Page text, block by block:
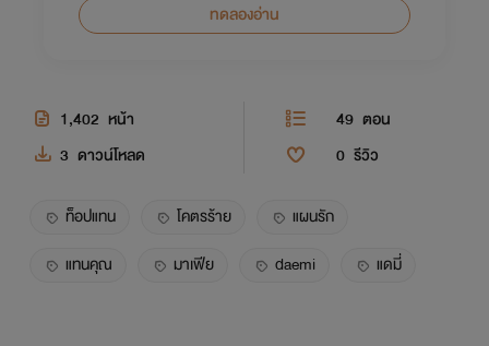
ทดลองอ่าน
1,402 หน้า 49 ตอน
3 ดาวน์โหลด 0 รีวิว
ท็อปแทน โคตรร้าย
แผนรัก
แทนคุณ
มาเฟีย daemi แดมี่